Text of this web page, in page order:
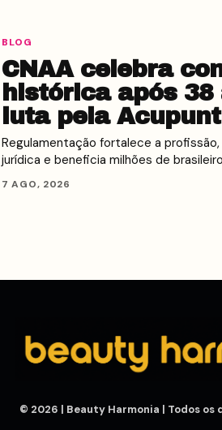
BLOG
CNAA celebra
histórica após 38
luta pela
Regulamentação fortalece a profissão,
jurídica e beneficia milhões de
7 AGO, 2026
© 2026 | Beauty Harmonia | Todos os